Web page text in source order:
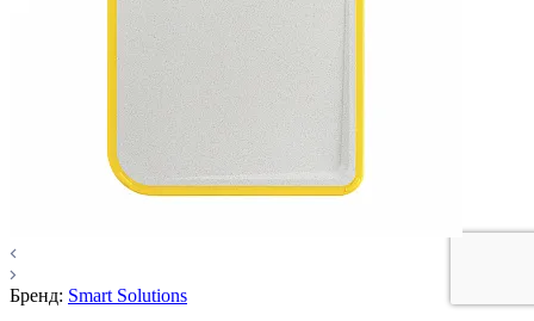
Бренд: Smart Solutions